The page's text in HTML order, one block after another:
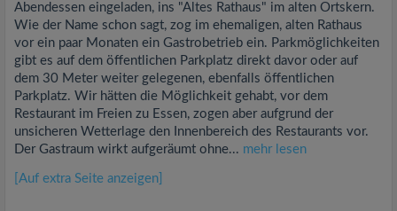
Abendessen eingeladen, ins "Altes Rathaus" im alten Ortskern.
Wie der Name schon sagt, zog im ehemaligen, alten Rathaus
vor ein paar Monaten ein Gastrobetrieb ein. Parkmöglichkeiten
gibt es auf dem öffentlichen Parkplatz direkt davor oder auf
dem 30 Meter weiter gelegenen, ebenfalls öffentlichen
Parkplatz. Wir hätten die Möglichkeit gehabt, vor dem
Restaurant im Freien zu Essen, zogen aber aufgrund der
unsicheren Wetterlage den Innenbereich des Restaurants vor.
Der Gastraum wirkt aufgeräumt ohne... mehr lesen
[Auf extra Seite anzeigen]